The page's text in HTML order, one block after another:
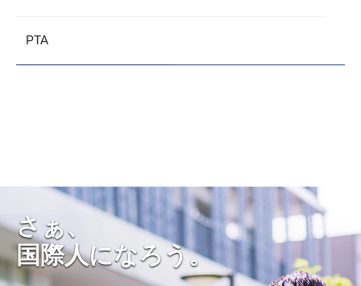
PTA
さぁ、
国際人になろう。